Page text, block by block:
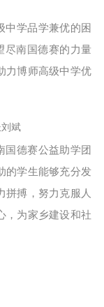
中学品学兼优的困
尽南国德赛的力量
力博师高级中学优
斌
国德赛公益助学团
的学生能够充分发
拼搏，努力克服人
，为家乡建设和社